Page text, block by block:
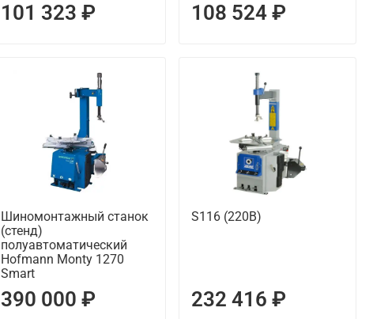
101 323 ₽ 108 524 ₽
Шиномонтажный станок
(стенд)
полуавтоматический
Hofmann Monty 1270
Smart
390 000 ₽
S116 (220В)
232 416 ₽